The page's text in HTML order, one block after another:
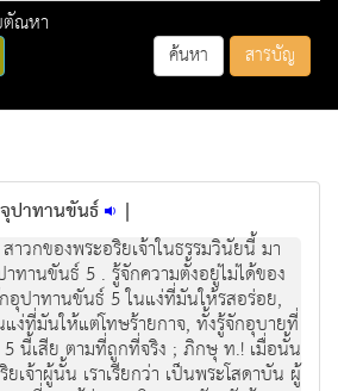
ณหา
ค้นหา สารบัญ
ปาทานขันธ์ |
วกของพระอริยเจ้าในธรรมวินัยนี้ มา
ทานขันธ์ 5 . รู้จักความตั้งอยู่ไม่ได้ของ
ปาทานขันธ์ 5 ในแง่ที่มันให้รสอร่อย,
ง่ที่มันให้แต่โทษร้ายกาจ, ทั้งรู้จักอุบายที่
นี้เสีย ตามที่ถูกที่จริง ; ภิกษุ ท.! เมื่อนั้น
เจ้าผู้นั้น เราเรียกว่า เป็นพระโสดาบัน ผู้